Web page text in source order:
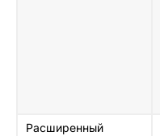
Расширенный